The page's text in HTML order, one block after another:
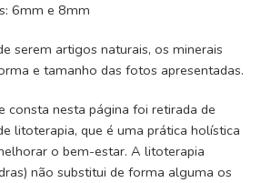
6mm e 8mm
serem artigos naturais, os minerais
e tamanho das fotos apresentadas.
consta nesta página foi retirada de
litoterapia, que é uma prática holística
o bem-estar. A litoterapia
não substitui de forma alguma os